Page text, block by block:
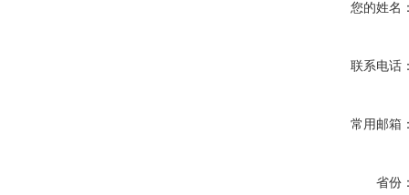
您的姓名
联系电话
常用邮箱
省份